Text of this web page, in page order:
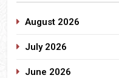
August 2026
July 2026
June 2026